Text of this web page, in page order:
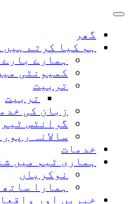
گھر
ہم کیا کرتے ہیں۔
ہمارے بارے
کمیونٹی
تربیت
تربیت
زبان کی
گرانٹس ٹیم
سالانہ
خدمات
ہماری ٹیم میں
نوکریاں
ہمارا ساتھ
خبریں اور